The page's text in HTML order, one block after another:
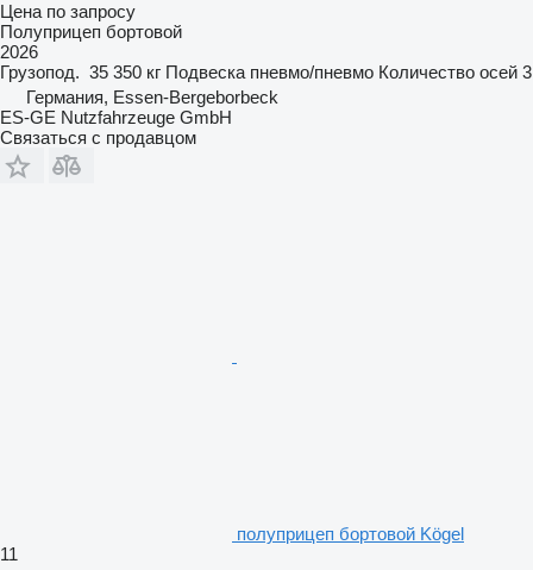
Цена по запросу
Полуприцеп бортовой
2026
Грузопод. 35 350 кг Подвеска пневмо/пневмо Количество осей 3
Германия, Essen-Bergeborbeck
ES-GE Nutzfahrzeuge GmbH
Связаться с продавцом
полуприцеп бортовой Kögel
11